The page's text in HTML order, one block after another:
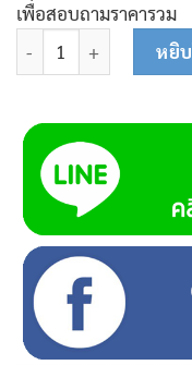
เพื่อสอบถามราคารวม
จำนวน หน้าแปลนท่อไอเ
หยิ